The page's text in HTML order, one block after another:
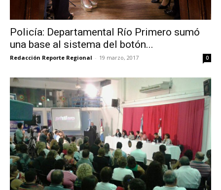
Policía: Departamental Río Primero sumó
una base al sistema del botón...
Redacción Reporte Regional - 19 marzo, 2017 0